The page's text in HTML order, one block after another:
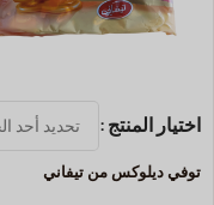
اختيار المنتج
توفي ديلوكس من تيفاني